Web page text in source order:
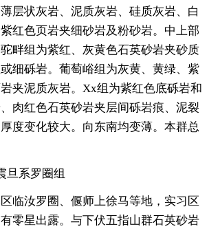
层状灰岩、泥质灰岩、硅质灰岩、白
红色页岩夹细砂岩及粉砂岩。中上部
畔组为紫红、灰黄色石英砂岩夹砂质
细砾岩。葡萄峪组为灰黄、黄绿、紫
夹泥质灰岩。Xx组为紫红色底砾岩和
肉红色石英砂岩夹层间砾岩痕、泥裂
度变化较大。向东南均变薄。本群总
旦系罗圈组
临汝罗圈、偃师上徐马等地，实习区
零星出露。与下伏五指山群石英砂岩